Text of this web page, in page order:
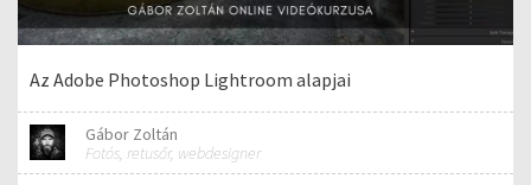
Az Adobe Photoshop Lightroom alapjai
Gábor Zoltán
Fotós, retusőr, webdesigner